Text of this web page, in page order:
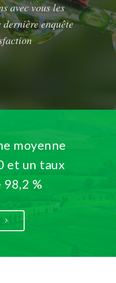
avec vous les
enquête
moyenne
et un taux
%